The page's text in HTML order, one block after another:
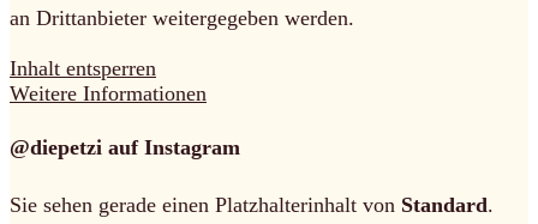
an Drittanbieter weitergegeben werden.
Inhalt entsperren
Weitere Informationen
@diepetzi auf Instagram
Sie sehen gerade einen Platzhalterinhalt von Standard.